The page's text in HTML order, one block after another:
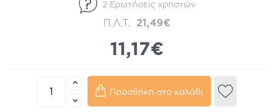
2 Ερωτήσεις χρηστών
Π.Λ.Τ. 21,49€
11,17€
Προσθήκη στο καλάθι